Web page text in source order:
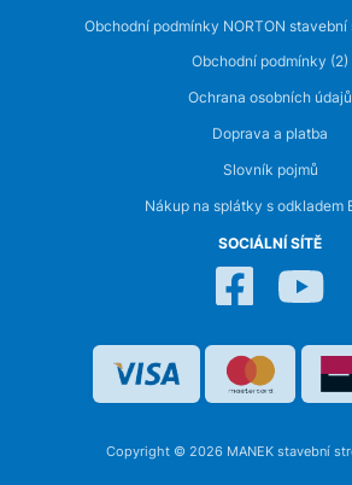
Obchodní podmínky NORTON stavební
Obchodní podmínky (2)
Ochrana osobních údajů
Doprava a platba
Slovník pojmů
Nákup na splátky s odkladem
SOCIÁLNÍ SÍTĚ
Copyright © 2026 MANEK stavební